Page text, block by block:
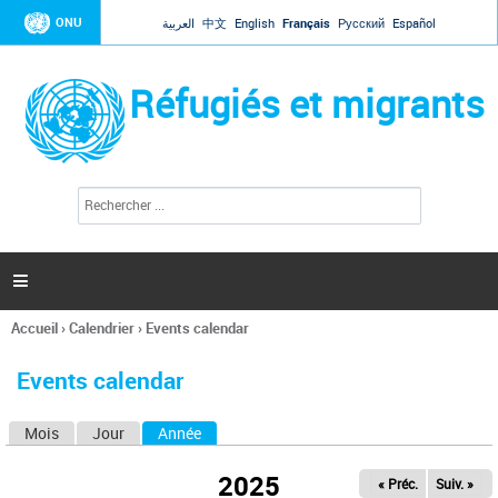
Jump to navigation
ONU العربية 中文 English Français Русский Español
Réfugiés et migrants
l
c
h
e

Vous
ici
Accueil›Calendrier› Events calendar
Events calendar
Mois Jour Année
2025 « Préc. Suiv. »